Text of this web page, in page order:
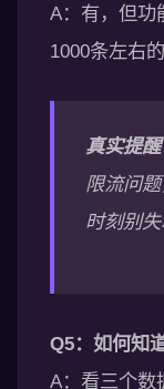
A：有，但功
1000条左右
真实提醒
限流问
时刻别失
Q5：如何知
A：看三个数